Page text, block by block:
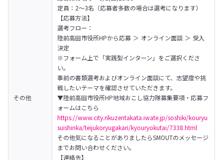
その他
定員：2〜3名（応募者多数の場合は選考になります）
【応募方法】
選考フロー：
陸前高田市役所HPから応募 ＞ オンライン面談 ＞ 受入
決定
※フォーム上で「実践型インターン」をご選択くださ
い。
事前の書類選考およびオンライン面談にて、志望度や挑
戦したいテーマを確認させていただきます。
▼陸前高田市役所HP地域おこし協力隊募集要項・応募フ
https://www.city.rikuzentakata.iwate.jp/soshiki/kouryu
suishinka/teijukoryugakari/kyouryokutai/7338.html
その他気になることがありましたらSMOUTのメッセージ
までお問い合わせください。
【連絡先】